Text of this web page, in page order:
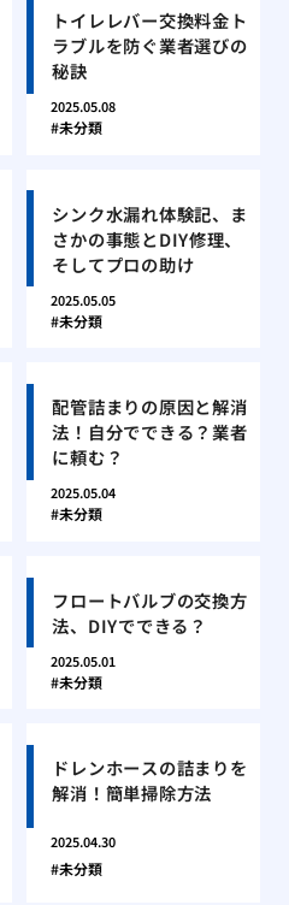
トイレレバー交換料金ト
ラブルを防ぐ業者選びの
秘訣
2025.05.08
未分類
シンク水漏れ体験記、ま
さかの事態とDIY修理、
そしてプロの助け
2025.05.05
未分類
配管詰まりの原因と解消
法！自分でできる？業者
に頼む？
2025.05.04
未分類
フロートバルブの交換方
法、DIYでできる？
2025.05.01
未分類
ドレンホースの詰まりを
解消！簡単掃除方法
2025.04.30
未分類